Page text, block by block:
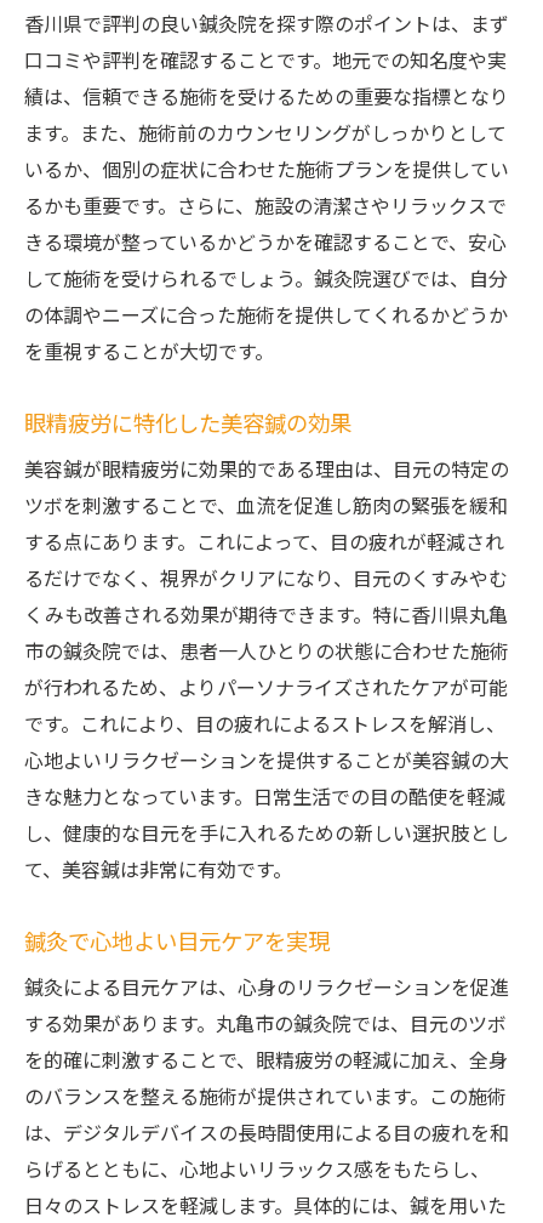
香川県で評判の良い鍼灸院を探す際のポイントは、まず
口コミや評判を確認することです。地元での知名度や実
績は、信頼できる施術を受けるための重要な指標となり
ます。また、施術前のカウンセリングがしっかりとして
いるか、個別の症状に合わせた施術プランを提供してい
るかも重要です。さらに、施設の清潔さやリラックスで
きる環境が整っているかどうかを確認することで、安心
して施術を受けられるでしょう。鍼灸院選びでは、自分
の体調やニーズに合った施術を提供してくれるかどうか
を重視することが大切です。
眼精疲労に特化した美容鍼の効果
美容鍼が眼精疲労に効果的である理由は、目元の特定の
ツボを刺激することで、血流を促進し筋肉の緊張を緩和
する点にあります。これによって、目の疲れが軽減され
るだけでなく、視界がクリアになり、目元のくすみやむ
くみも改善される効果が期待できます。特に香川県丸亀
市の鍼灸院では、患者一人ひとりの状態に合わせた施術
が行われるため、よりパーソナライズされたケアが可能
です。これにより、目の疲れによるストレスを解消し、
心地よいリラクゼーションを提供することが美容鍼の大
きな魅力となっています。日常生活での目の酷使を軽減
し、健康的な目元を手に入れるための新しい選択肢とし
て、美容鍼は非常に有効です。
鍼灸で心地よい目元ケアを実現
鍼灸による目元ケアは、心身のリラクゼーションを促進
する効果があります。丸亀市の鍼灸院では、目元のツボ
を的確に刺激することで、眼精疲労の軽減に加え、全身
のバランスを整える施術が提供されています。この施術
は、デジタルデバイスの長時間使用による目の疲れを和
らげるとともに、心地よいリラックス感をもたらし、
日々のストレスを軽減します。具体的には、鍼を用いた